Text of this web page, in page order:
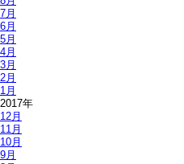
7月
6月
5月
4月
3月
2月
1月
2017年
12月
11月
10月
9月